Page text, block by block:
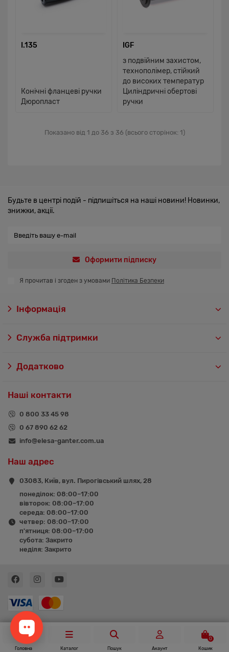
I.135
Конічні фланцеві ручки
Дюропласт
IGF
з подвійним захистом,
технополімер, стійкий
до високих температур
Циліндричні обертові
ручки
Показано від 1 до 36 з 36 (всього сторінок: 1)
Будьте в центрі подій - підпишіться на наші новини! Новинки,
знижки, акції.
Оформити підписку
Я прочитав і згоден з умовами Політика Безпеки
Інформація
Служба підтримки
Додатково
Наші контакти
0 800 33 45 98
0 67 890 62 62
info@elesa-ganter.com.ua
Наш адрес
03083, Київ, вул. Пирогівський шлях, 28
понеділок: 08:00–17:00
вівторок: 08:00–17:00
середа: 08:00–17:00
четвер: 08:00–17:00
п'ятниця: 08:00–17:00
субота: Закрито
неділя: Закрито
Головна Каталог Пошук Акаунт
0
Кошик